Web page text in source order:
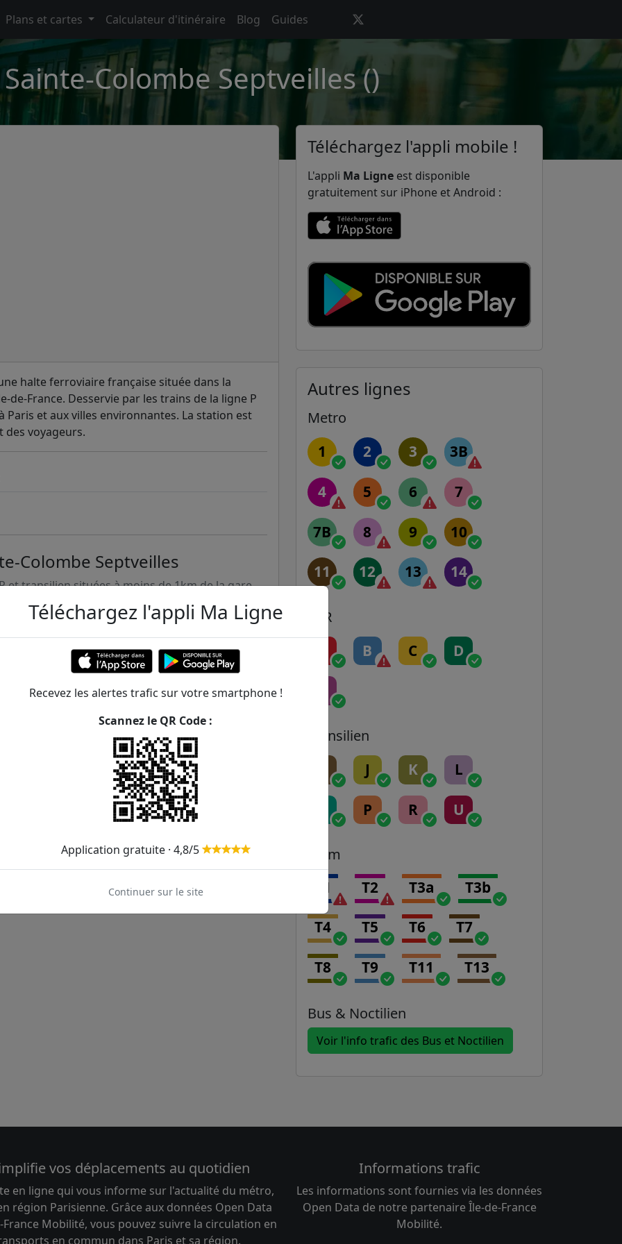
Plans et cartes Calculateur d'itinéraire Blog Guides
Colombe Septveilles ()
halte ferroviaire française située dans la
de-France. Desservie par les trains de la ligne P
et aux villes environnantes. La station est
voyageurs.
Colombe Septveilles
et transilien situées à moins de 1km de la gare
Téléchargez l'appli mobile !
L'appli Ma Ligne est disponible
gratuitement sur iPhone et Android :
Autres lignes
Metro
1 2 3 3B
4 5 6 7
7B 8 9 10
11 12 13 14
RER
B C D
Transilien
J K L
P R U
Tram
T1 T2 T3a T3b
T4 T5 T6 T7
T8 T9 T11 T13
Bus & Noctilien
Voir l'info trafic des Bus et Noctilien
vos déplacements au quotidien
en ligne qui vous informe sur l'actualité du métro,
région Parisienne. Grâce aux données Open Data
Mobilité, vous pouvez suivre la circulation en
en commun dans Paris et sa région.
Informations trafic
Les informations sont fournies via les données
Open Data de notre partenaire Île-de-France
Mobilité.
Téléchargez l'appli Ma Ligne
Recevez les alertes trafic sur votre smartphone !
Scannez le QR Code :
Application gratuite · 4,8/5
Continuer sur le site